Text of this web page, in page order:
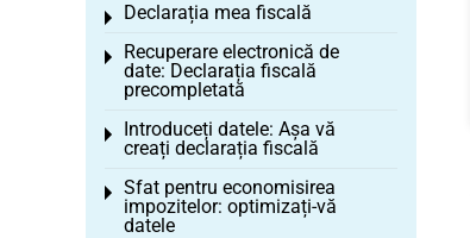
Declarația mea fiscală
Toggle menu
Recuperare electronică de
date: Declarația fiscală
precompletată
Toggle menu
Introduceți datele: Așa vă
creați declarația fiscală
Toggle menu
Sfat pentru economisirea
impozitelor: optimizați-vă
datele
Toggle menu